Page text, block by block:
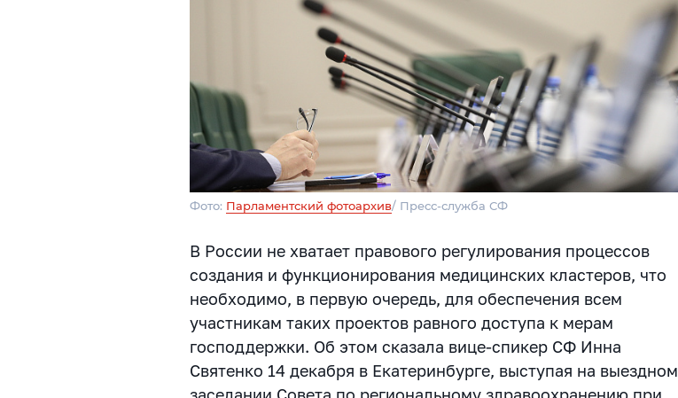
Фото: Парламентский фотоархив/ Пресс-служба СФ
В России не хватает правового регулирования процессов
создания и функционирования медицинских кластеров, что
необходимо, в первую очередь, для обеспечения всем
участникам таких проектов равного доступа к мерам
господдержки. Об этом сказала вице-спикер СФ Инна
Святенко 14 декабря в Екатеринбурге, выступая на выездном